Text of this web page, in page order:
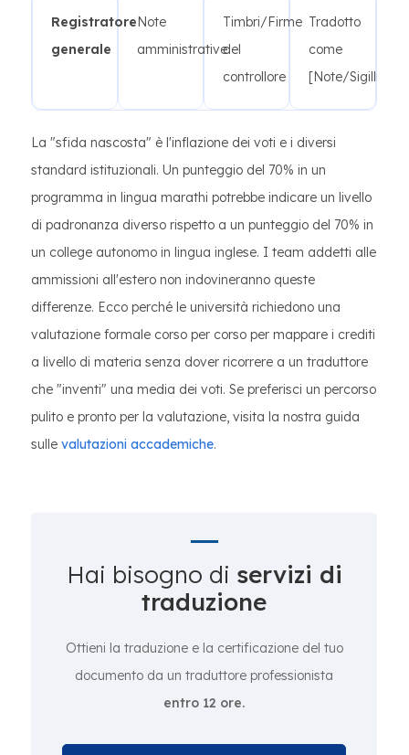
Registratore
generale
Note
amministrative
Timbri/Firme
del
controllore
Tradotto
come
[Note/Sigilli]
La "sfida nascosta" è l'inflazione dei voti e i diversi
standard istituzionali. Un punteggio del 70% in un
programma in lingua marathi potrebbe indicare un livello
di padronanza diverso rispetto a un punteggio del 70% in
un college autonomo in lingua inglese. I team addetti alle
ammissioni all'estero non indovineranno queste
differenze. Ecco perché le università richiedono una
valutazione formale corso per corso per mappare i crediti
a livello di materia senza dover ricorrere a un traduttore
che "inventi" una media dei voti. Se preferisci un percorso
pulito e pronto per la valutazione, visita la nostra guida
sulle valutazioni accademiche.
Hai bisogno di servizi di
traduzione
Ottieni la traduzione e la certificazione del tuo
documento da un traduttore professionista
entro 12 ore.